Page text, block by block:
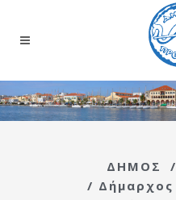
ΔΗΜΟΣ /
/ Δήμαρχος